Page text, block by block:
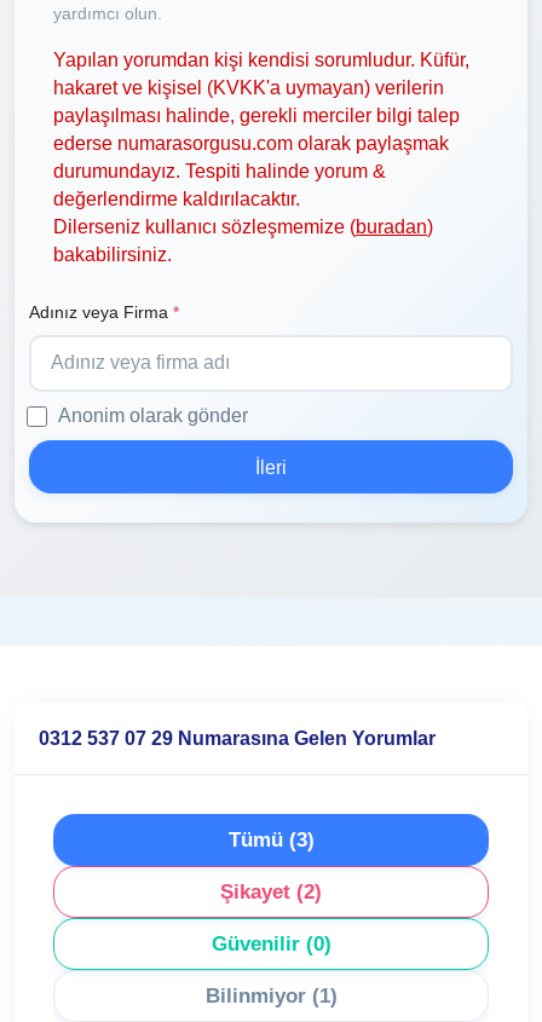
yardımcı olun.
Yapılan yorumdan kişi kendisi sorumludur. Küfür,
hakaret ve kişisel (KVKK'a uymayan) verilerin
paylaşılması halinde, gerekli merciler bilgi talep
ederse numarasorgusu.com olarak paylaşmak
durumundayız. Tespiti halinde yorum &
değerlendirme kaldırılacaktır.
Dilerseniz kullanıcı sözleşmemize (buradan)
bakabilirsiniz.
Adınız veya Firma *
Anonim olarak gönder
İleri
0312 537 07 29 Numarasına Gelen Yorumlar
Tümü (3)
Şikayet (2)
Güvenilir (0)
Bilinmiyor (1)